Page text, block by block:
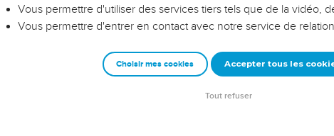
les clés pour avancer avec plus de sagesse afin que leurs erreurs
vous guidiez un ministère, une équipe, un groupe ou une famille,
Vous permettre d'utiliser des services tiers tels que de la vidéo,
Vous permettre d'entrer en contact avec notre service de
Choisir mes cookies Accepter tous les
Tout refuser